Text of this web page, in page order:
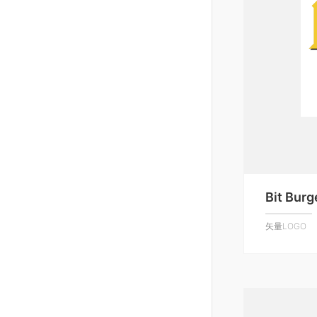
Bit
矢量LOGO